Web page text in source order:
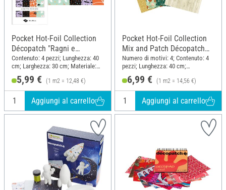
Pocket Hot-Foil Collection
Décopatch "Ragni e
pipistrelli di Halloween"
Contenuto: 4 pezzi; Lunghezza: 40
cm; Larghezza: 30 cm; Materiale:
Carta
5,99 € (1 m2 = 12,48 €)
Aggiungi al carrello
Pocket Hot-Foil Collection
Mix and Patch Décopatch
"Natural"
Numero di motivi: 4; Contenuto: 4
pezzi; Lunghezza: 40 cm;
Larghezza: 30 cm; Materiale: Carta
6,99 € (1 m2 = 14,56 €)
Aggiungi al carrello